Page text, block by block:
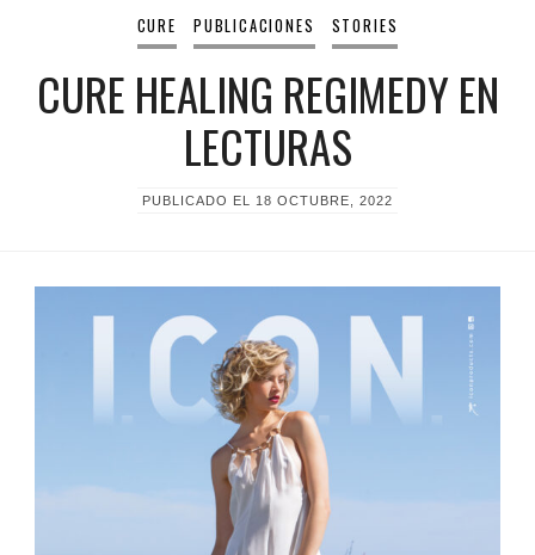
CURE PUBLICACIONES STORIES
CURE HEALING REGIMEDY EN
LECTURAS
PUBLICADO EL 18 OCTUBRE, 2022